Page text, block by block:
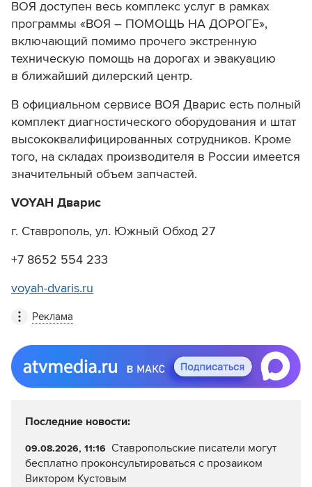
ВОЯ доступен весь комплекс услуг в рамках
программы «ВОЯ – ПОМОЩЬ НА ДОРОГЕ»,
включающий помимо прочего экстренную
техническую помощь на дорогах и эвакуацию
в ближайший дилерский центр.
В официальном сервисе ВОЯ Дварис есть полный
комплект диагностического оборудования и штат
высококвалифицированных сотрудников. Кроме
того, на складах производителя в России имеется
значительный объем запчастей.
VOYAH Дварис
г. Ставрополь, ул. Южный Обход 27
+7 8652 554 233
voyah-dvaris.ru
Реклама
Последние новости:
09.08.2026, 11:16 Ставропольские писатели могут
бесплатно проконсультироваться с прозаиком
Виктором Кустовым